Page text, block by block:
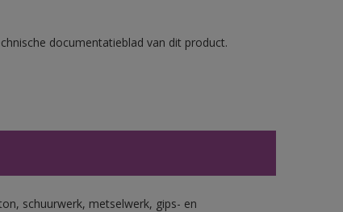
documentatieblad van dit product.
schuurwerk, metselwerk, gips- en